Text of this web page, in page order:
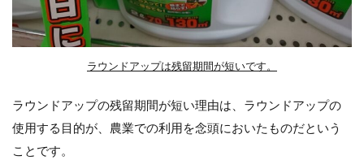
10
もっ
生の
雑草
対策
ラウンドアップは残留期間が短いです。
ラウンドアップの残留期間が短い理由は、ラウンドアップの
使用する目的が、農業での利用を念頭においたものだという
ことです。